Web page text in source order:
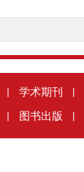
| 学术期刊 |
| 图书出版 |